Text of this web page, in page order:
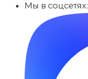
Мы в соцсетях: